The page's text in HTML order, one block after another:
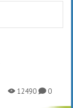
X12490K0